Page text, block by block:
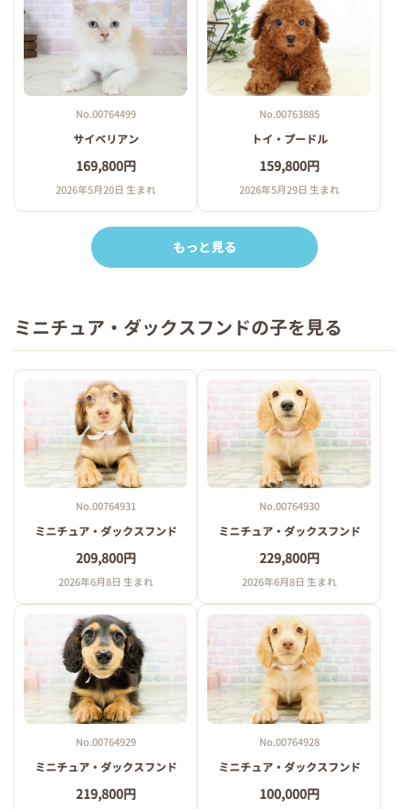
No.00764499
サイベリアン
169,800円
2026年5月20日 生まれ
No.00763885
トイ・プードル
159,800円
2026年5月29日 生まれ
もっと見る
ミニチュア・ダックスフンドの子を見る
No.00764931
ミニチュア・ダックスフンド
209,800円
2026年6月8日 生まれ
No.00764930
ミニチュア・ダックスフンド
229,800円
2026年6月8日 生まれ
No.00764929
ミニチュア・ダックスフンド
219,800円
No.00764928
ミニチュア・ダックスフンド
100,000円